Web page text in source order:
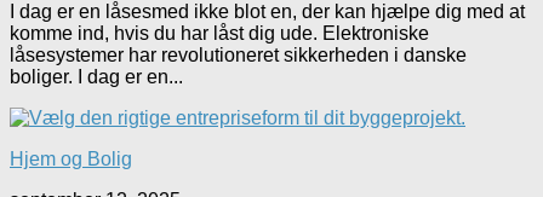
I dag er en låsesmed ikke blot en, der kan hjælpe dig med at
komme ind, hvis du har låst dig ude. Elektroniske
låsesystemer har revolutioneret sikkerheden i danske
boliger. I dag er en...
Hjem og Bolig